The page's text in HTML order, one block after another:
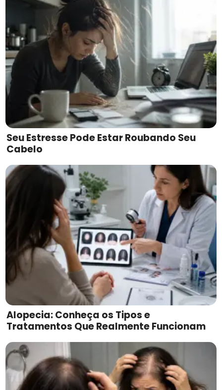
Seu Estresse Pode Estar Roubando Seu
Cabelo
Alopecia: Conheça os Tipos e
Tratamentos Que Realmente Funcionam